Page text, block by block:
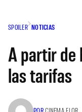
SPOILER NOTICIAS
A partir de
las tarifas